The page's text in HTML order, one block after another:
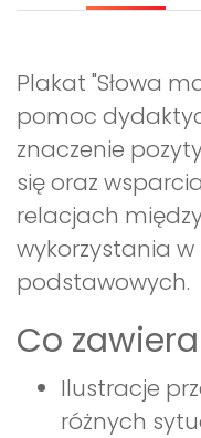
Plakat "Słowa
pomoc
znaczenie
się oraz
relacjach
wykorzystania w
podstawowych.
Co
Ilustracje
różnych